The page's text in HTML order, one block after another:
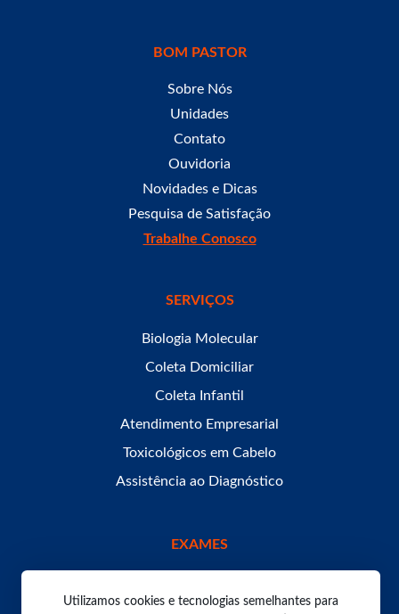
BOM PASTOR
Sobre Nós
Unidades
Contato
Ouvidoria
Novidades e Dicas
Pesquisa de Satisfação
Trabalhe Conosco
SERVIÇOS
Biologia Molecular
Coleta Domiciliar
Coleta Infantil
Atendimento Empresarial
Toxicológicos em Cabelo
Assistência ao Diagnóstico
EXAMES
Utilizamos cookies e tecnologias semelhantes para